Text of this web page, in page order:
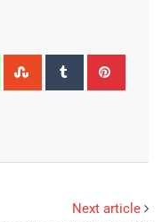
WhatsappStumbleUpon
Tumblr
Next article